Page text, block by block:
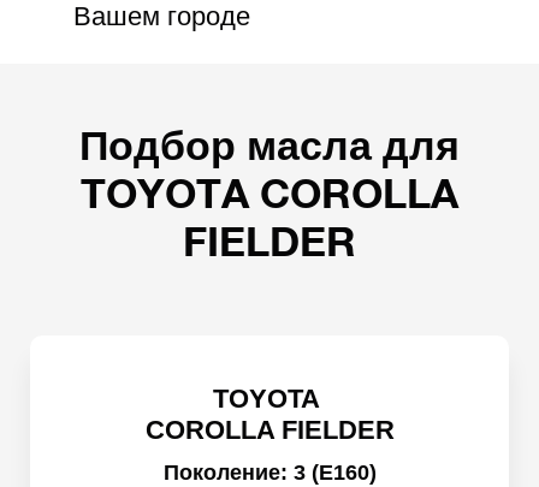
Вашем городе
Подбор масла для
TOYOTA COROLLA
FIELDER
TOYOTA
COROLLA FIELDER
Поколение: 3 (E160)